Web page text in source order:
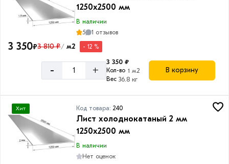
1250х2500 мм
В наличии
5
1 отзывов
3 350₽3 810 ₽/ м2 - 12 %
- +
3 350 ₽
Кол-во 1 м2
Вес 36.8 кг
В корзину
Хит Код товара:240
Лист холоднокатаный 2 мм
1250х2500 мм
В наличии
Нет оценок